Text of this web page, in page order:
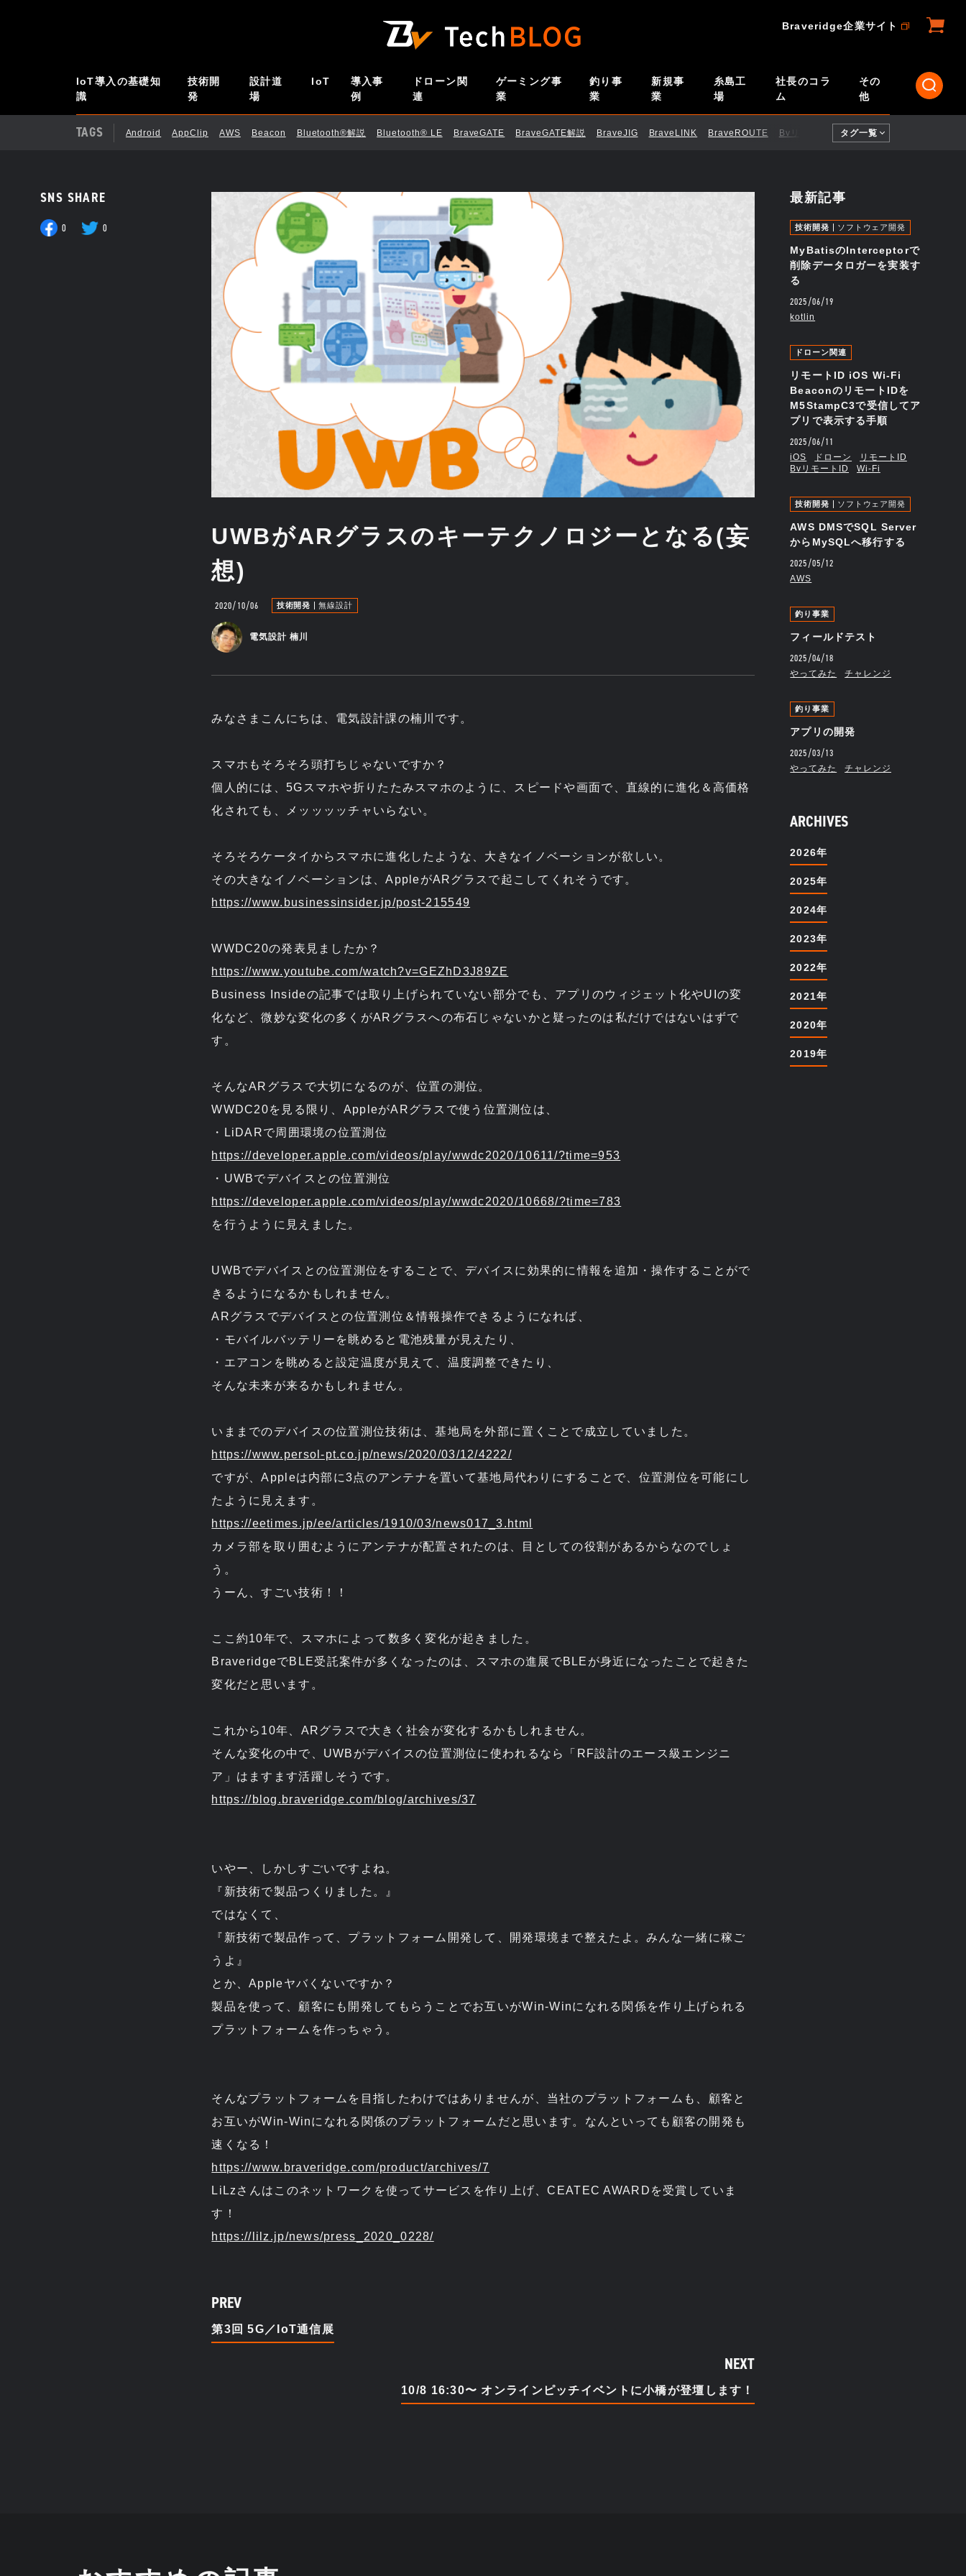
IoT導入の基礎知
識
技術開
発
設計道
場
IoT
導入事
例
ドローン関
連
ゲーミング事
業
釣り事
業
新規事
業
糸島工
場
社長のコラ
ム
その
他
TAGS Android AppClip AWS Beacon Bluetooth®解説 Bluetooth®︎ LE BraveGATE BraveGATE解説 BraveJIG BraveLINK BraveROUTE BvリモートID CI／CD
タグ一覧
Braveridge企業サイト
SNS SHARE
0 0
UWBがARグラスのキーテクノロジーとなる(妄
想)
2020/10/06 技術開発 無線設計
電気設計 楠川
みなさまこんにちは、電気設計課の楠川です。
スマホもそろそろ頭打ちじゃないですか？
個人的には、5Gスマホや折りたたみスマホのように、スピードや画面で、直線的に進化＆高価格
化されても、メッッッッチャいらない。
そろそろケータイからスマホに進化したような、大きなイノベーションが欲しい。
その大きなイノベーションは、AppleがARグラスで起こしてくれそうです。
https://www.businessinsider.jp/post-215549
WWDC20の発表見ましたか？
https://www.youtube.com/watch?v=GEZhD3J89ZE
Business Insideの記事では取り上げられていない部分でも、アプリのウィジェット化やUIの変
化など、微妙な変化の多くがARグラスへの布石じゃないかと疑ったのは私だけではないはずで
す。
そんなARグラスで大切になるのが、位置の測位。
WWDC20を見る限り、AppleがARグラスで使う位置測位は、
・LiDARで周囲環境の位置測位
https://developer.apple.com/videos/play/wwdc2020/10611/?time=953
・UWBでデバイスとの位置測位
https://developer.apple.com/videos/play/wwdc2020/10668/?time=783
を行うように見えました。
UWBでデバイスとの位置測位をすることで、デバイスに効果的に情報を追加・操作することがで
きるようになるかもしれません。
ARグラスでデバイスとの位置測位＆情報操作できるようになれば、
・モバイルバッテリーを眺めると電池残量が見えたり、
・エアコンを眺めると設定温度が見えて、温度調整できたり、
そんな未来が来るかもしれません。
いままでのデバイスの位置測位技術は、基地局を外部に置くことで成立していました。
https://www.persol-pt.co.jp/news/2020/03/12/4222/
ですが、Appleは内部に3点のアンテナを置いて基地局代わりにすることで、位置測位を可能にし
たように見えます。
https://eetimes.jp/ee/articles/1910/03/news017_3.html
カメラ部を取り囲むようにアンテナが配置されたのは、目としての役割があるからなのでしょ
う。
うーん、すごい技術！！
ここ約10年で、スマホによって数多く変化が起きました。
BraveridgeでBLE受託案件が多くなったのは、スマホの進展でBLEが身近になったことで起きた
変化だと思います。
これから10年、ARグラスで大きく社会が変化するかもしれません。
そんな変化の中で、UWBがデバイスの位置測位に使われるなら「RF設計のエース級エンジニ
ア」はますます活躍しそうです。
https://blog.braveridge.com/blog/archives/37
いやー、しかしすごいですよね。
『新技術で製品つくりました。』
ではなくて、
『新技術で製品作って、プラットフォーム開発して、開発環境まで整えたよ。みんな一緒に稼ご
うよ』
とか、Appleヤバくないですか？
製品を使って、顧客にも開発してもらうことでお互いがWin-Winになれる関係を作り上げられる
プラットフォームを作っちゃう。
そんなプラットフォームを目指したわけではありませんが、当社のプラットフォームも、顧客と
お互いがWin-Winになれる関係のプラットフォームだと思います。なんといっても顧客の開発も
速くなる！
https://www.braveridge.com/product/archives/7
LiLzさんはこのネットワークを使ってサービスを作り上げ、CEATEC AWARDを受賞していま
す！
https://lilz.jp/news/press_2020_0228/
PREV
第3回 5G／IoT通信展
NEXT
10/8 16:30〜 オンラインピッチイベントに小橋が登壇します！
最新記事
技術開発 ソフトウェア開発
MyBatisのInterceptorで
削除データロガーを実装す
る
2025/06/19
kotlin
ドローン関連
リモートID iOS Wi-Fi
BeaconのリモートIDを
M5StampC3で受信してア
プリで表示する手順
2025/06/11
iOS ドローン
リモートID
BvリモートID
Wi-Fi
技術開発 ソフトウェア開発
AWS DMSでSQL Server
からMySQLへ移行する
2025/05/12
AWS
釣り事業
フィールドテスト
2025/04/18
やってみた チャレンジ
釣り事業
アプリの開発
2025/03/13
やってみた チャレンジ
ARCHIVES
2026年
2025年
2024年
2023年
2022年
2021年
2020年
2019年